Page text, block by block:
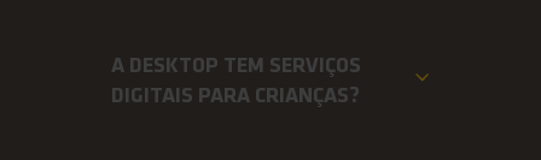
A DESKTOP TEM SERVIÇOS
DIGITAIS PARA CRIANÇAS?